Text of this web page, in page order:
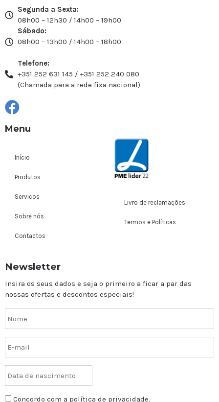
Segunda a Sexta:
08h00 – 12h30 / 14h00 – 19h00
Sábado:
08h00 – 13h00 / 14h00 – 18h00
Telefone:
+351 252 631 145 / +351 252 240 080
(Chamada para a rede fixa nacional)
Menu
Início
Produtos
Serviços
Sobre nós
Contactos
Livro de reclamações
Termos e Políticas
Newsletter
Insira os seus dados e seja o primeiro a ficar a par das
nossas ofertas e descontos especiais!
Concordo com a política de privacidade.